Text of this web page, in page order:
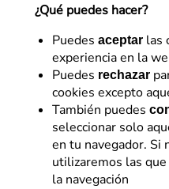
¿Qué puedes hacer?
Puedes aceptar las
experiencia en la
Puedes rechazar
cookies excepto
También puedes
seleccionar solo
en tu navegador. Si
utilizaremos las
la navegación
19 de junio de 2020